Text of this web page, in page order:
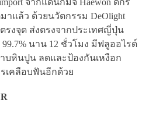
จากแดนกิมจิ Haewon ดีกรี
าแล้ว ด้วยนวัตกรรม DeOlight
รงจุด ส่งตรงจากประเทศญี่ปุ่น
นาน 12 ชั่วโมง มีฟลูออไรด์
บหินปูน ลดและป้องกันเหงือก
เคลือบฟันอีกด้วย